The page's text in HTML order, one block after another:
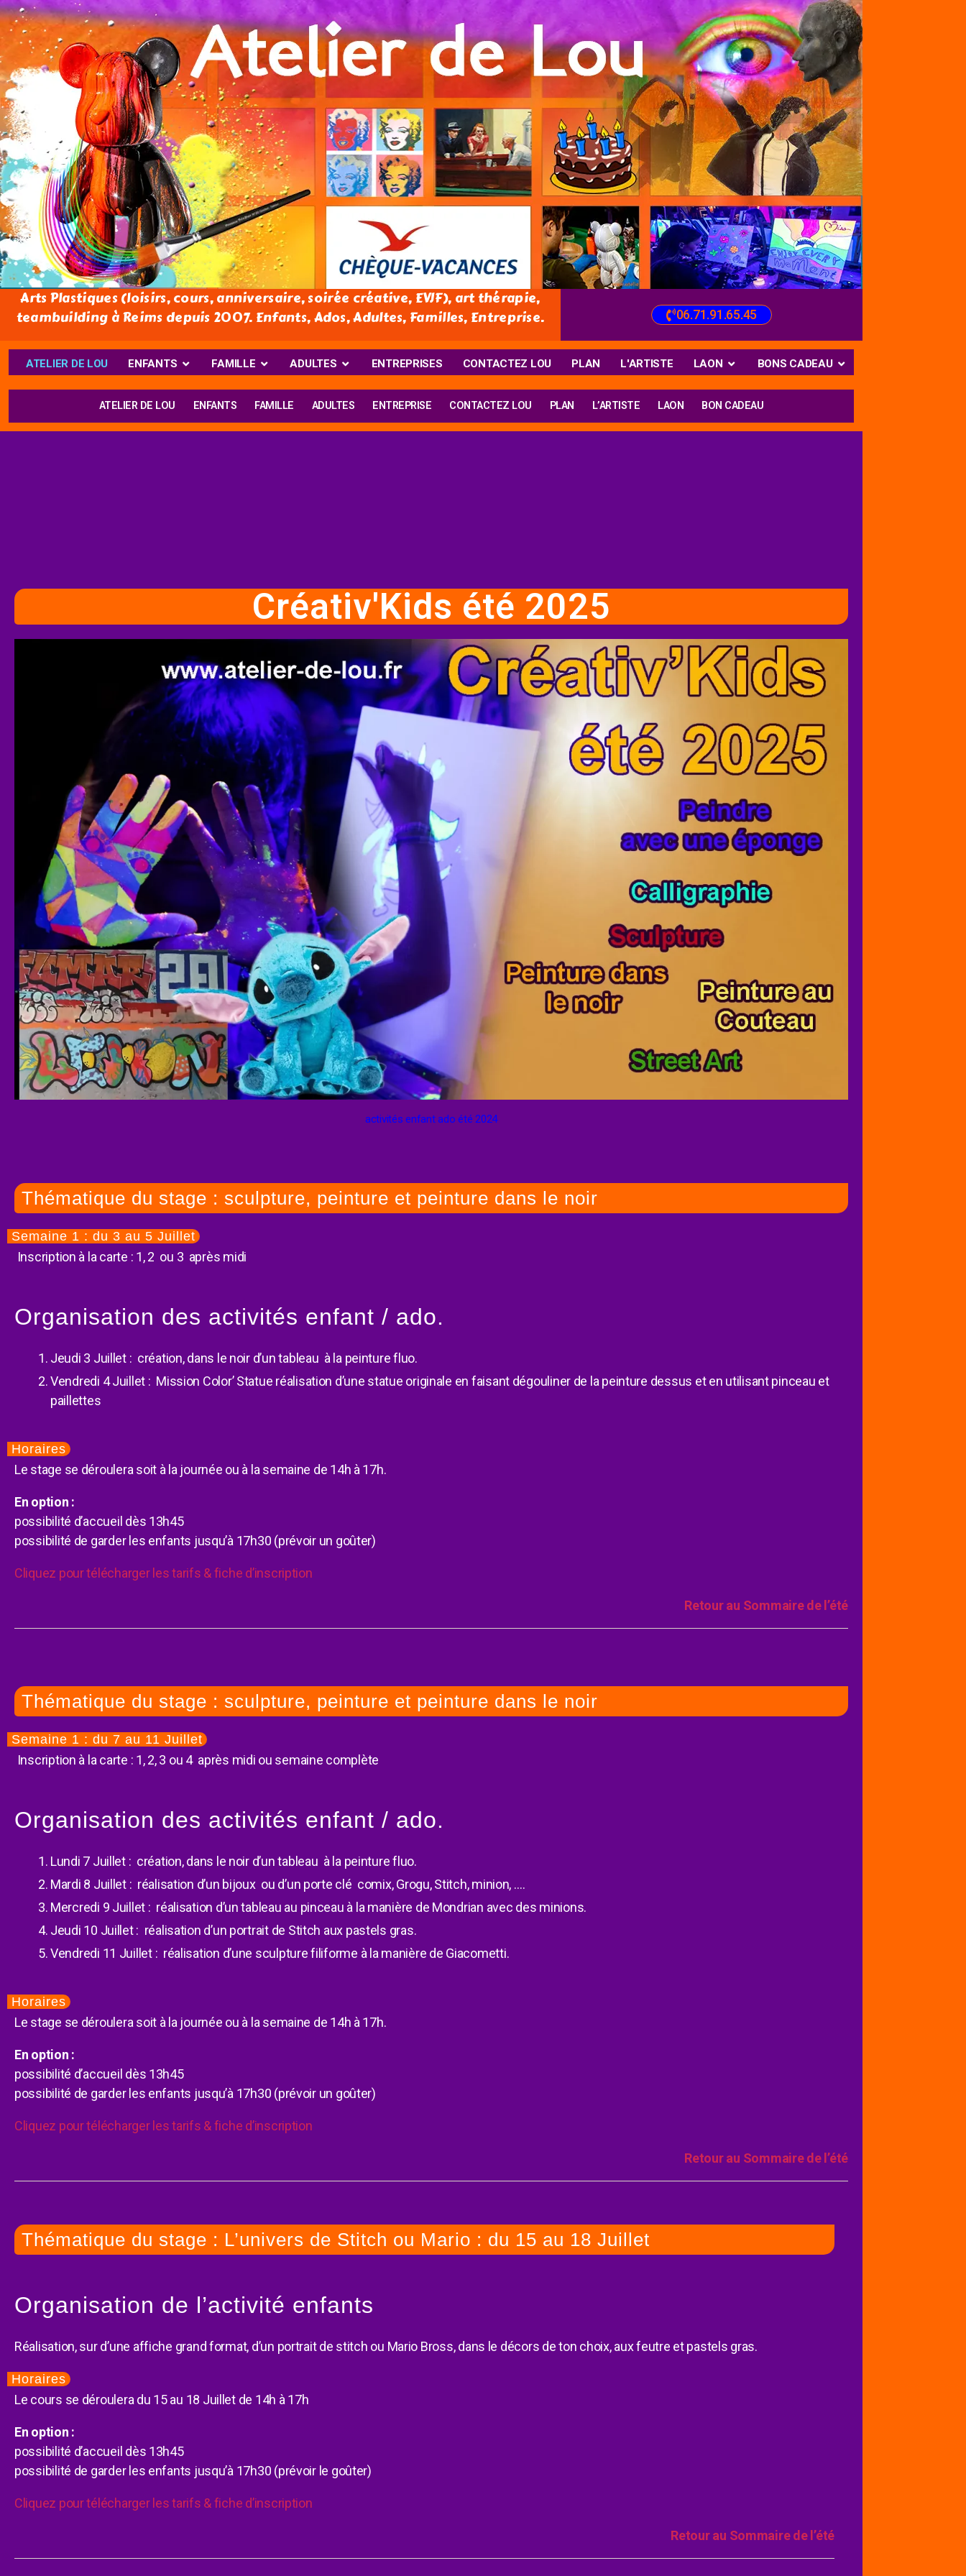
Arts Plastiques (loisirs, cours, anniversaire, soirée créative, EVJF), art thérapie,
teambuilding à Reims depuis 2007. Enfants, Ados, Adultes, Familles, Entreprise.
06.71.91.65.45
ATELIER DE LOU ENFANTS FAMILLE ADULTES ENTREPRISES CONTACTEZ LOU PLAN L'ARTISTE LAON BONS CADEAU
ATELIER DE LOU ENFANTS FAMILLE ADULTES ENTREPRISE CONTACTEZ LOU PLAN L’ARTISTE LAON BON CADEAU
Créativ'Kids été 2025
activités enfant ado été 2024
Thématique du stage : sculpture, peinture et peinture dans le noir
Semaine 1 : du 3 au 5 Juillet
Inscription à la carte : 1, 2 ou 3 après midi
Organisation des activités enfant / ado.
Jeudi 3 Juillet : création, dans le noir d’un tableau à la peinture fluo.
Vendredi 4 Juillet : Mission Color’ Statue réalisation d’une statue originale en faisant dégouliner de la peinture dessus et en utilisant pinceau et
paillettes
Horaires
Le stage se déroulera soit à la journée ou à la semaine de 14h à 17h.
En option :
possibilité d’accueil dès 13h45
possibilité de garder les enfants jusqu’à 17h30 (prévoir un goûter)
Cliquez pour télécharger les tarifs & fiche d’inscription
Retour au Sommaire de l’été
Thématique du stage : sculpture, peinture et peinture dans le noir
Semaine 1 : du 7 au 11 Juillet
Inscription à la carte : 1, 2, 3 ou 4 après midi ou semaine complète
Organisation des activités enfant / ado.
Lundi 7 Juillet : création, dans le noir d’un tableau à la peinture fluo.
Mardi 8 Juillet : réalisation d’un bijoux ou d’un porte clé comix, Grogu, Stitch, minion, ….
Mercredi 9 Juillet : réalisation d’un tableau au pinceau à la manière de Mondrian avec des minions.
Jeudi 10 Juillet : réalisation d’un portrait de Stitch aux pastels gras.
Vendredi 11 Juillet : réalisation d’une sculpture filiforme à la manière de Giacometti.
Horaires
Le stage se déroulera soit à la journée ou à la semaine de 14h à 17h.
En option :
possibilité d’accueil dès 13h45
possibilité de garder les enfants jusqu’à 17h30 (prévoir un goûter)
Cliquez pour télécharger les tarifs & fiche d’inscription
Retour au Sommaire de l’été
Thématique du stage : L’univers de Stitch ou Mario : du 15 au 18 Juillet
Organisation de l’activité enfants
Réalisation, sur d’une affiche grand format, d’un portrait de stitch ou Mario Bross, dans le décors de ton choix, aux feutre et pastels gras.
Horaires
Le cours se déroulera du 15 au 18 Juillet de 14h à 17h
En option :
possibilité d’accueil dès 13h45
possibilité de garder les enfants jusqu’à 17h30 (prévoir le goûter)
Cliquez pour télécharger les tarifs & fiche d’inscription
Retour au Sommaire de l’été